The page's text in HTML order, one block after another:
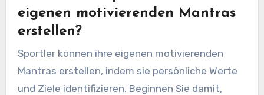
eigenen motivierenden Mantras
erstellen?
Sportler können ihre eigenen motivierenden
Mantras erstellen, indem sie persönliche Werte
und Ziele identifizieren. Beginnen Sie damit,